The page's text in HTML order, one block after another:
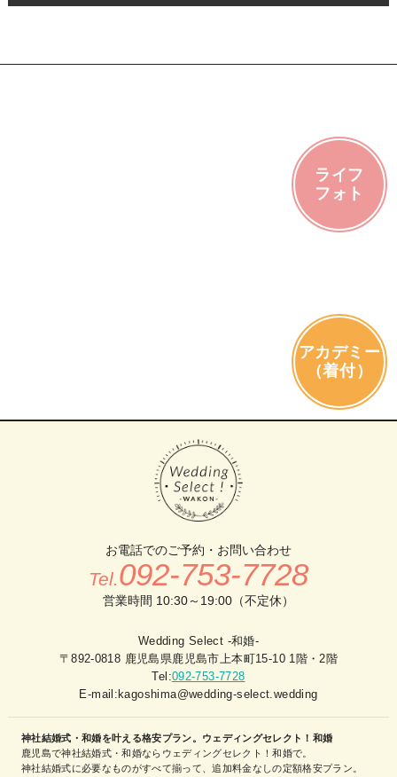
ライフ
フォト
アカデミー
（着付）
お電話でのご予約・お問い合わせ
Tel.092-753-7728
営業時間 10:30～19:00（不定休）
Wedding Select -和婚-
〒892-0818 鹿児島県鹿児島市上本町15-10 1階・2階
Tel:092-753-7728
E-mail:kagoshima@wedding-select.wedding
神社結婚式・和婚を叶える格安プラン。ウェディングセレクト！和婚
鹿児島で神社結婚式・和婚ならウェディングセレクト！和婚で。
神社結婚式に必要なものがすべて揃って、追加料金なしの定額格安プラン。